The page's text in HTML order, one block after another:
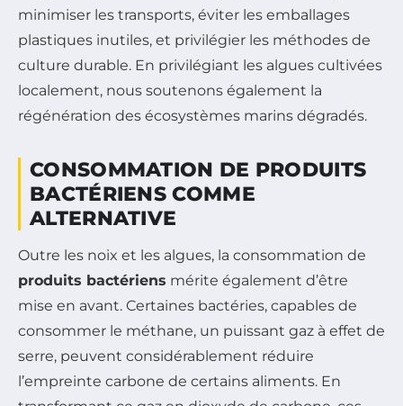
minimiser les transports, éviter les emballages
plastiques inutiles, et privilégier les méthodes de
culture durable. En privilégiant les algues cultivées
localement, nous soutenons également la
régénération des écosystèmes marins dégradés.
CONSOMMATION DE PRODUITS
BACTÉRIENS COMME
ALTERNATIVE
Outre les noix et les algues, la consommation de
produits bactériens mérite également d’être
mise en avant. Certaines bactéries, capables de
consommer le méthane, un puissant gaz à effet de
serre, peuvent considérablement réduire
l’empreinte carbone de certains aliments. En